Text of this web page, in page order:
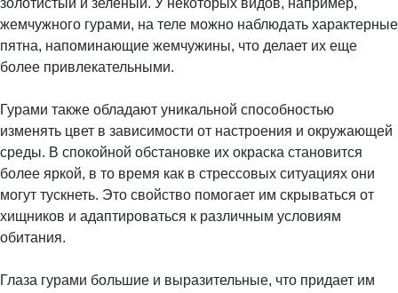
золотистый и зеленый. У некоторых видов, например,
жемчужного гурами, на теле можно наблюдать характерные
пятна, напоминающие жемчужины, что делает их еще
более привлекательными.
Гурами также обладают уникальной способностью
изменять цвет в зависимости от настроения и окружающей
среды. В спокойной обстановке их окраска становится
более яркой, в то время как в стрессовых ситуациях они
могут тускнеть. Это свойство помогает им скрываться от
хищников и адаптироваться к различным условиям
обитания.
Глаза гурами большие и выразительные, что придает им